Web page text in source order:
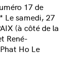
17 de
Le samedi, 27
(à côté de la
René-
Ho Le